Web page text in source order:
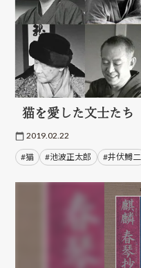
猫を愛した文士たち
2019.02.22
#猫 #池波正太郎 #井伏鱒二